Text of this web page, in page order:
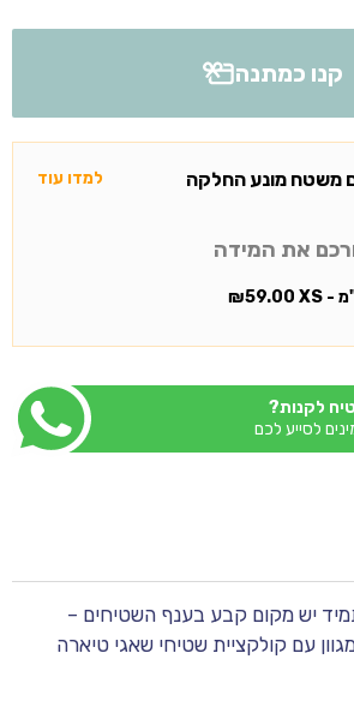
קנו כמתנה
משטח מונע החלקה
למדו עוד
את המידה
₪59.00
לקנות?
לסייע לכם
יש מקום קבע בענף השטיחים –
עם קולקציית שטיחי שאגי טיארה